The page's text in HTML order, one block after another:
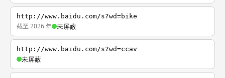
http://www.baidu.com/s?wd=bike
截至 2026 年 未屏蔽
http://www.baidu.com/s?wd=ccav
未屏蔽